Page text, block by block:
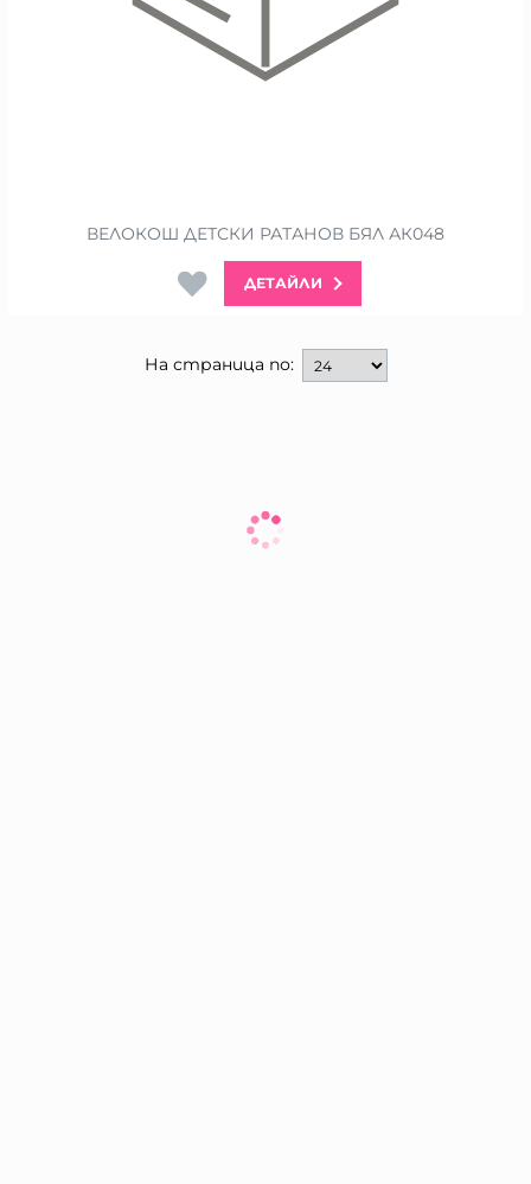
ВЕЛОКОШ ДЕТСКИ РАТАНОВ БЯЛ АК048
ДЕТАЙЛИ
На страница по: